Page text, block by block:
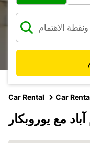
Car Rental Car
مع يوروبكار